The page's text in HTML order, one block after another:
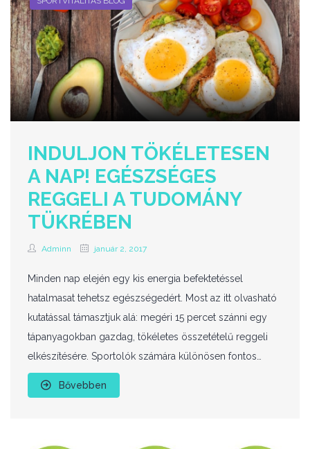
INDULJON TÖKÉLETESEN
A NAP! EGÉSZSÉGES
REGGELI A TUDOMÁNY
TÜKRÉBEN
Adminn január 2, 2017
Minden nap elején egy kis energia befektetéssel
hatalmasat tehetsz egészségedért. Most az itt olvasható
kutatással támasztjuk alá: megéri 15 percet szánni egy
tápanyagokban gazdag, tökéletes összetételű reggeli
elkészítésére. Sportolók számára különösen fontos…
Bővebben